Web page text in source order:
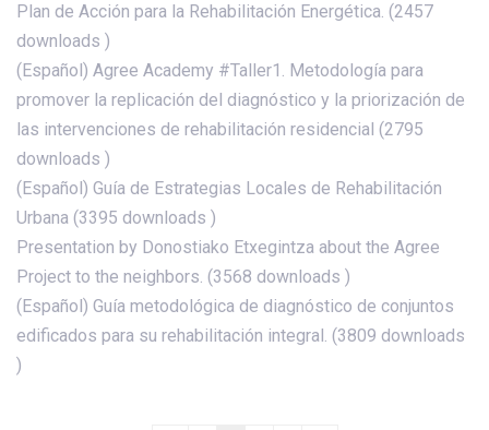
Plan de Acción para la Rehabilitación Energética. (2457
downloads )
(Español) Agree Academy #Taller1. Metodología para
promover la replicación del diagnóstico y la priorización de
las intervenciones de rehabilitación residencial (2795
downloads )
(Español) Guía de Estrategias Locales de Rehabilitación
Urbana (3395 downloads )
Presentation by Donostiako Etxegintza about the Agree
Project to the neighbors. (3568 downloads )
(Español) Guía metodológica de diagnóstico de conjuntos
edificados para su rehabilitación integral. (3809 downloads
)